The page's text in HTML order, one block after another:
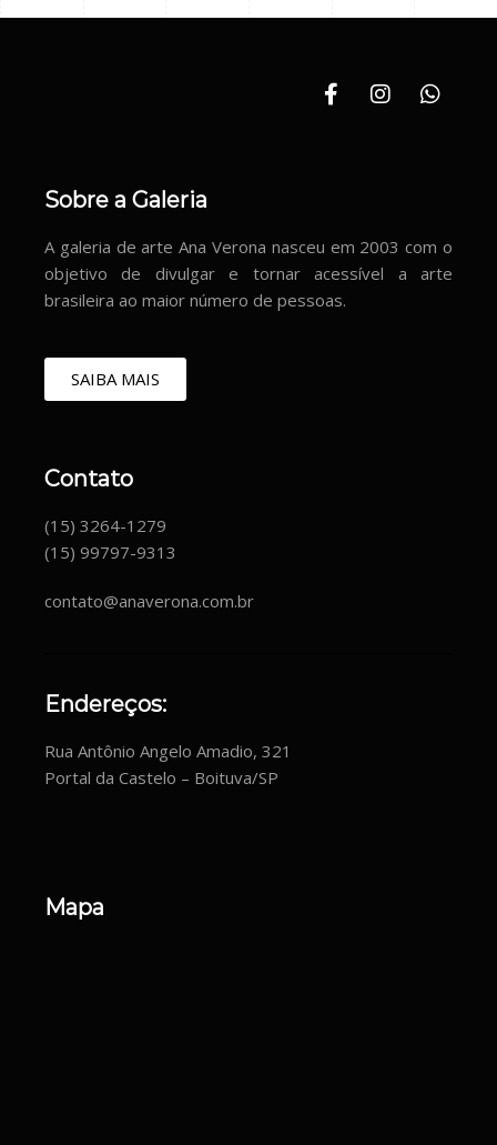
Sobre a Galeria
A galeria de arte Ana Verona nasceu em 2003 com o
objetivo de divulgar e tornar acessível a arte
brasileira ao maior número de pessoas.
SAIBA MAIS
Contato
(15) 3264-1279
(15) 99797-9313
contato@anaverona.com.br
Endereços:
Rua Antônio Angelo Amadio, 321
Portal da Castelo – Boituva/SP
Mapa